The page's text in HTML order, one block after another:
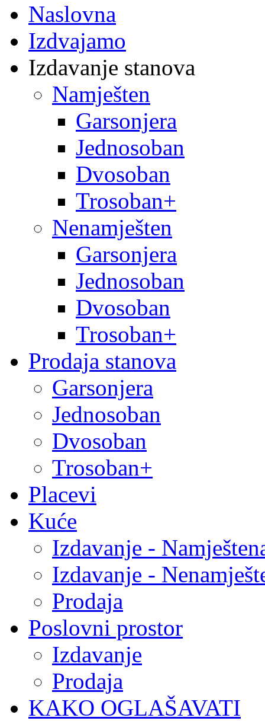
Naslovna
Izdvajamo
Izdavanje stanova
Namješten
Garsonjera
Jednosoban
Dvosoban
Trosoban+
Nenamješten
Garsonjera
Jednosoban
Dvosoban
Trosoban+
Prodaja stanova
Garsonjera
Jednosoban
Dvosoban
Trosoban+
Placevi
Kuće
Izdavanje -
Izdavanje -
Prodaja
Poslovni prostor
Izdavanje
Prodaja
KAKO OGLAŠAVATI